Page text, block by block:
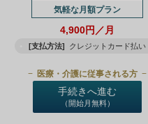
気軽な月額プラン
4,900円／月
[支払方法] クレジットカード払い
医療・介護に従事される方
手続きへ進む
（開始月無料）